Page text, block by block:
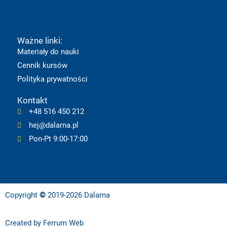
o
o
k
b
e
Ważne linki:
Materiały do nauki
Cennik kursów
Polityka prywatności
Kontakt
+48 516 450 212
hej@dalarna.pl
Pon-Pt 9:00-17:00
Copyright © 2019-2026 Dalarna
Created by Ferrum Web